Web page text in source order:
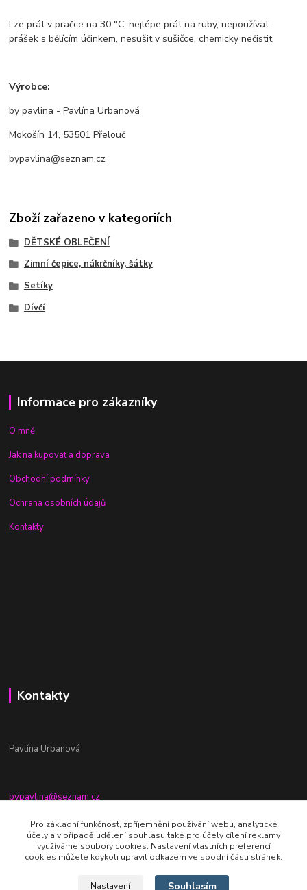
Lze prát v pračce na 30 °C, nejlépe prát na ruby, nepoužívat
prášek s bělícím účinkem, nesušit v sušičce, chemicky nečistit.
Výrobce:
by pavlina - Pavlína Urbanová
Mokošín 14, 53501 Přelouč
bypavlina@seznam.cz
Zboží zařazeno v kategoriích
DĚTSKÉ OBLEČENÍ
Zimní čepice, nákrčníky, šátky
Setíky
Dívčí
Informace pro zákazníky
O mně
Jak na kupovat a doprava
Obchodní podmínky
Ochrana osobních údajů
Kontakty
Kontakty
Pavlína Urbanová
bypavlina@seznam.cz
+420774917196
Fb stránka - By pavlina
Pro základní funkčnost, zpříjemnění používání webu, analytické
účely a v případě udělení souhlasu také pro účely cílení reklamy
využíváme soubory cookies. Nastavení vlastních preferencí
cookies můžete kdykoli upravit odkazem ve spodní části stránek.
Nastavení Souhlasím